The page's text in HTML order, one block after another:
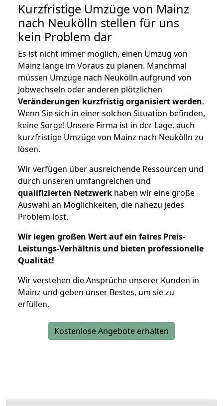
Kurzfristige Umzüge von Mainz
nach Neukölln stellen für uns
kein Problem dar
Es ist nicht immer möglich, einen Umzug von
Mainz lange im Voraus zu planen. Manchmal
müssen Umzüge nach Neukölln aufgrund von
Jobwechseln oder anderen plötzlichen
Veränderungen kurzfristig organisiert werden.
Wenn Sie sich in einer solchen Situation befinden,
keine Sorge! Unsere Firma ist in der Lage, auch
kurzfristige Umzüge von Mainz nach Neukölln zu
lösen.
Wir verfügen über ausreichende Ressourcen und
durch unseren umfangreichen und
qualifizierten Netzwerk haben wir eine große
Auswahl an Möglichkeiten, die nahezu jedes
Problem löst.
Wir legen großen Wert auf ein faires Preis-
Leistungs-Verhältnis und bieten professionelle
Qualität!
Wir verstehen die Ansprüche unserer Kunden in
Mainz und geben unser Bestes, um sie zu
erfüllen.
Kostenlose Angebote erhalten